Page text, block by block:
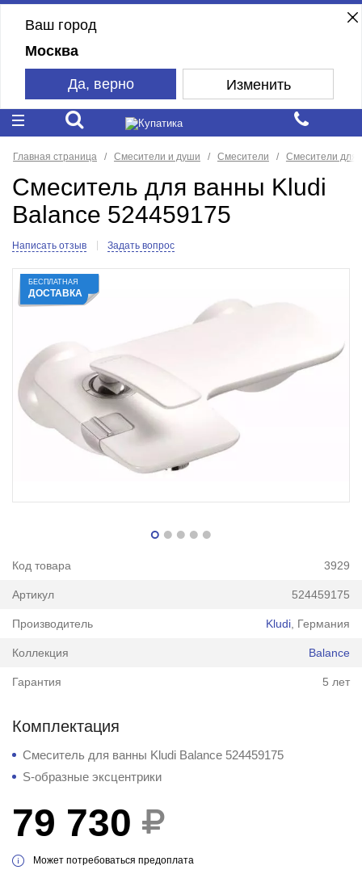
Ваш город
Москва
Да, верно Изменить
Главная страница Смесители и души Смесители Смесители для
Смеситель для ванны Kludi
Balance 524459175
Написать отзыв Задать вопрос
БЕСПЛАТНАЯ
ДОСТАВКА
Код товара 3929
Артикул 524459175
Производитель Kludi , Германия
Коллекция Balance
Гарантия 5 лет
Комплектация
Смеситель для ванны Kludi Balance 524459175
S-образные эксцентрики
79 730
Может потребоваться предоплата